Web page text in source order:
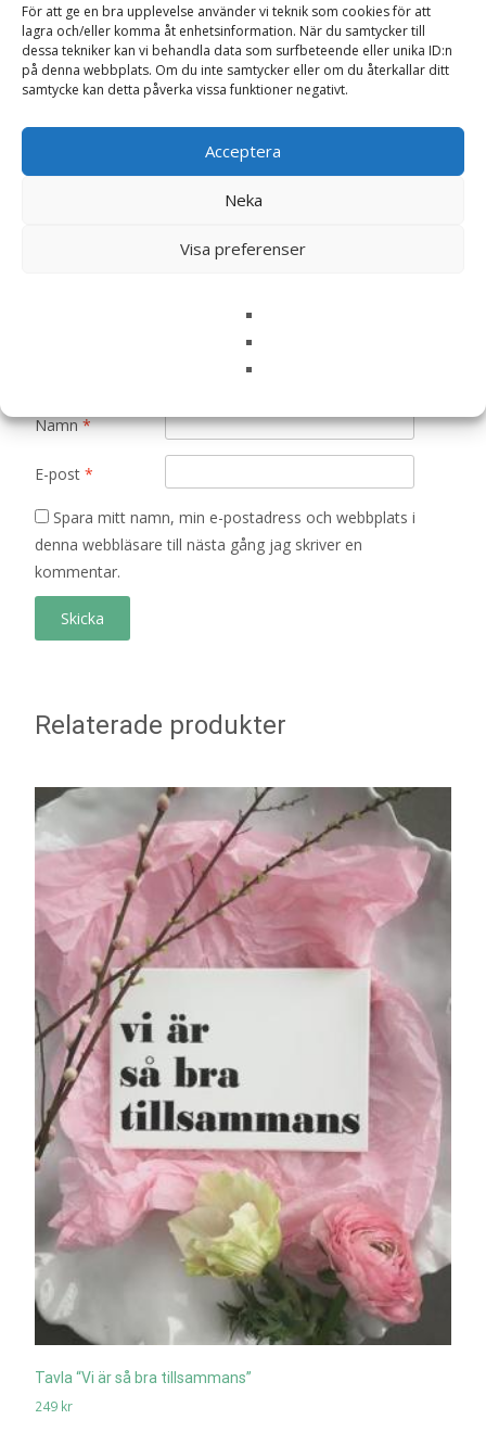
För att ge en bra upplevelse använder vi teknik som cookies för att
lagra och/eller komma åt enhetsinformation. När du samtycker till
dessa tekniker kan vi behandla data som surfbeteende eller unika ID:n
på denna webbplats. Om du inte samtycker eller om du återkallar ditt
samtycke kan detta påverka vissa funktioner negativt.
Acceptera
Neka
Visa preferenser
Det finns inga recensioner än.
Bli först med att recensera ”Disktrasa “You
are amazing” – Majas lyktor/
Din e-postadress kommer inte publiceras.
är märkta*
Namn*
E-post *
Spara mitt namn, min e-postadress och webbplats i
denna webbläsare till nästa gång jag skriver en
kommentar.
Relaterade produkter
Tavla “Vi är så bra tillsammans”
249 kr